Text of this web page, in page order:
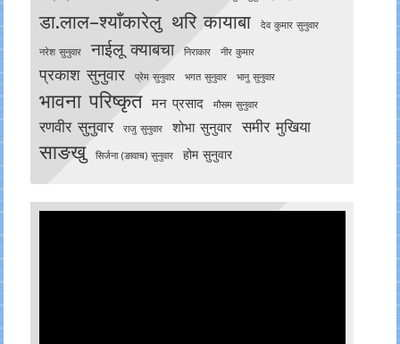
डा.लाल–श्याँकारेलु थरि कायाबा देव कुमार सुनुवार
नरेश सुनुवार नाईलू क्याबचा निराकार नीर कुमार
प्रकाश सुनुवार प्रेम सुनुवार भगत सुनुवार भानु सुनुवार
भावना परिष्कृत मन प्रसाद मौसम सुनुवार
रणवीर सुनुवार राजु सुनुवार शोभा सुनुवार समीर मुखिया
साङखु सिर्जना (ङावाच) सुनुवार होम सुनुवार